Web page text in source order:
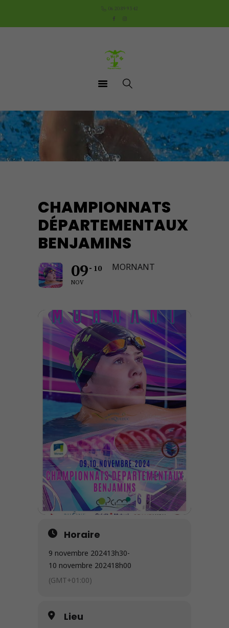
06 20 89 93 42
Le Club
Aquathlon du Pays
Mornantais
Documents utiles
CHAMPIONNATS
DÉPARTEMENTAUX
BENJAMINS
09
NOV
10 MORNANT
Horaire
9 novembre 202413h30-
10 novembre 202418h00
(GMT+01:00)
Lieu